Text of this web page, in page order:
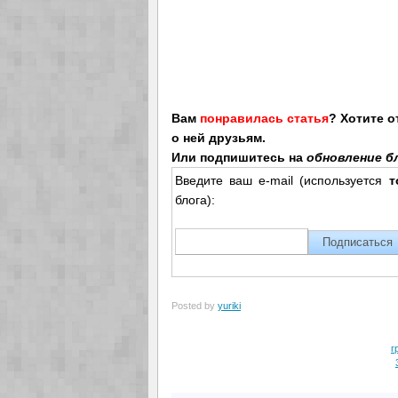
Вам понравилась статья? Хотите
о ней друзьям.
Или подпишитесь на обновление
Введите ваш e-mail (используется
блога):
Posted by yuriki